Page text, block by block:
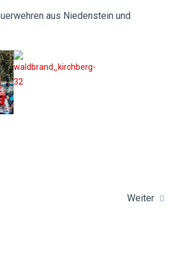
aus Niedenstein und
Weiter